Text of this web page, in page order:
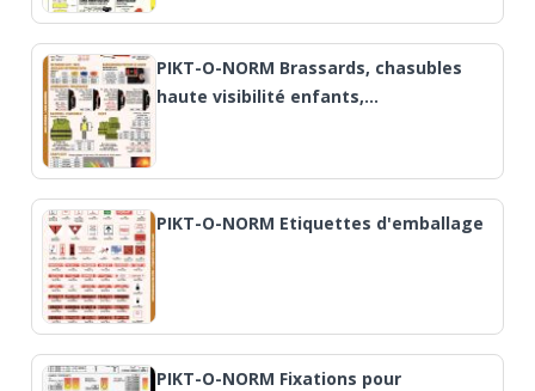
PIKT-O-NORM Brassards, chasubles
haute visibilité enfants,…
PIKT-O-NORM Etiquettes d'emballage
PIKT-O-NORM Fixations pour